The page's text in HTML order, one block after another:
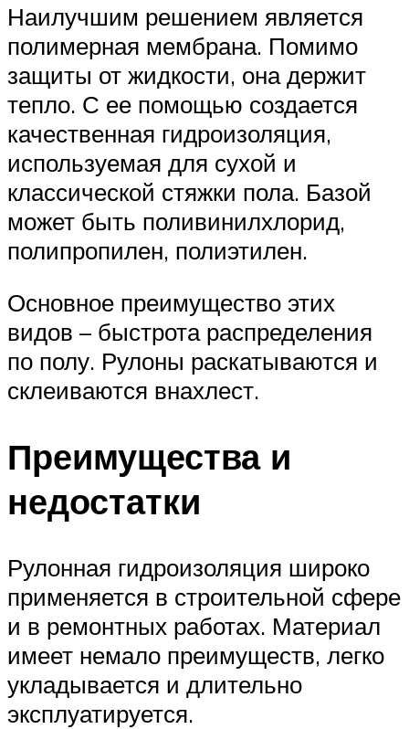
Наилучшим решением является
полимерная мембрана. Помимо
защиты от жидкости, она держит
тепло. С ее помощью создается
качественная гидроизоляция,
используемая для сухой и
классической стяжки пола. Базой
может быть поливинилхлорид,
полипропилен, полиэтилен.
Основное преимущество этих
видов – быстрота распределения
по полу. Рулоны раскатываются и
склеиваются внахлест.
Преимущества и
недостатки
Рулонная гидроизоляция широко
применяется в строительной сфере
и в ремонтных работах. Материал
имеет немало преимуществ, легко
укладывается и длительно
эксплуатируется.